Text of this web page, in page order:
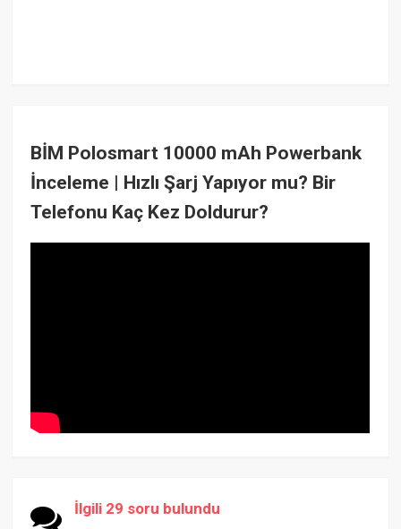
BİM Polosmart 10000 mAh Powerbank
İnceleme | Hızlı Şarj Yapıyor mu? Bir
Telefonu Kaç Kez Doldurur?
İlgili 29 soru bulundu